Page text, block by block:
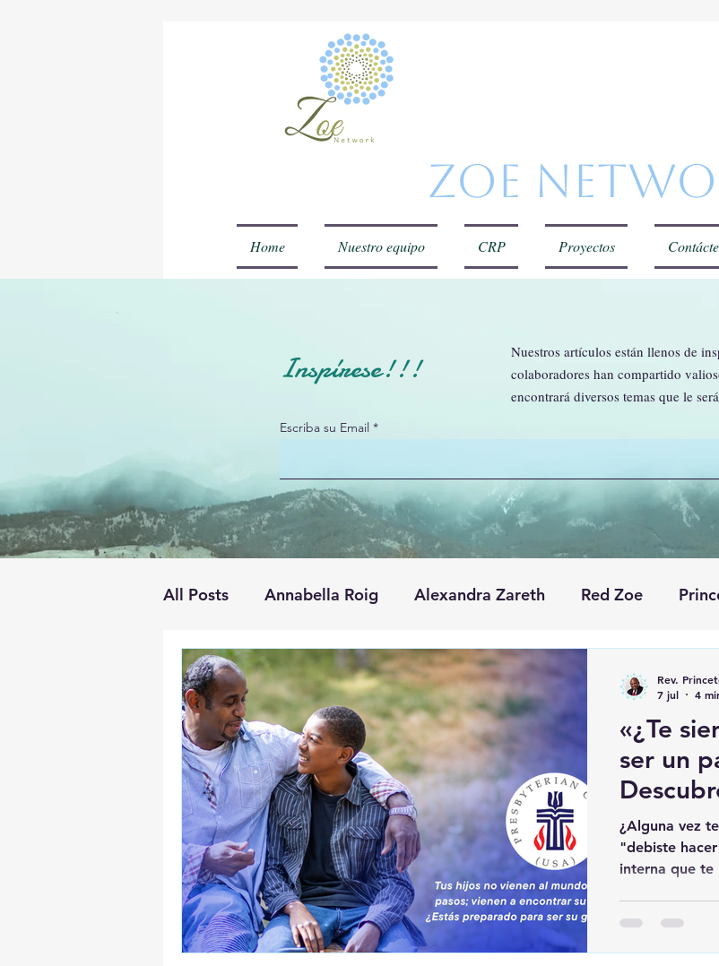
Home Nuestro equipo CRP Proyectos
Zoe
Inspírese!!!
Nuestros artículos están llenos de
colaboradores han compartido
encontrará diversos temas que le
Escriba su Email
All Posts Annabella Roig Alexandra Zareth Red Zoe
«¿Te
ser un
¿Alguna vez
"debiste
interna que te
profundo: no
mal padre. La
Rev.
7 jul
4